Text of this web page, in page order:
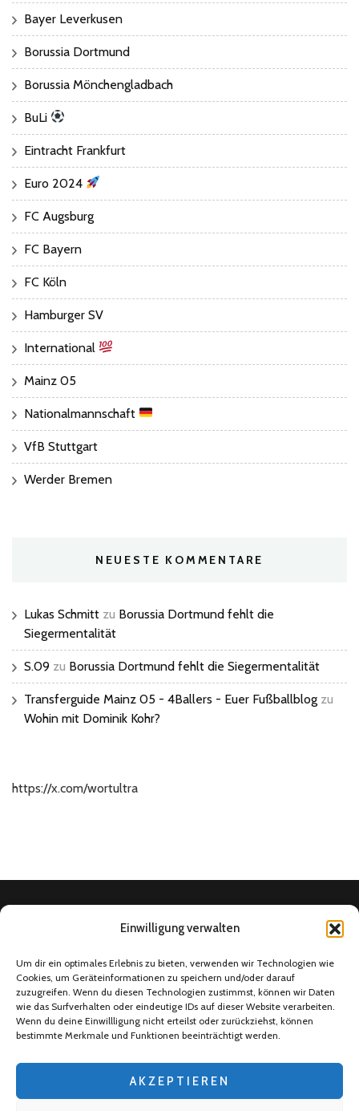
Einwilligung verwalten
Um dir ein optimales Erlebnis zu bieten, verwenden wir Technologien wie
Cookies, um Geräteinformationen zu speichern und/oder darauf
zuzugreifen. Wenn du diesen Technologien zustimmst, können wir Daten
wie das Surfverhalten oder eindeutige IDs auf dieser Website verarbeiten.
Wenn du deine Einwillligung nicht erteilst oder zurückziehst, können
bestimmte Merkmale und Funktionen beeinträchtigt werden.
AKZEPTIEREN
Bayer Leverkusen
Borussia Dortmund
Borussia Mönchengladbach
BuLi
Eintracht Frankfurt
Euro 2024
FC Augsburg
FC Bayern
FC Köln
Hamburger SV
International
Mainz 05
Nationalmannschaft
VfB Stuttgart
Werder Bremen
NEUESTE KOMMENTARE
Lukas Schmitt zu Borussia Dortmund fehlt die
Siegermentalität
S.09 zu Borussia Dortmund fehlt die Siegermentalität
Transferguide Mainz 05 - 4Ballers - Euer Fußballblog zu
Wohin mit Dominik Kohr?
https://x.com/wortultra
Social Media
4Ballers Fußballtalk
Über uns